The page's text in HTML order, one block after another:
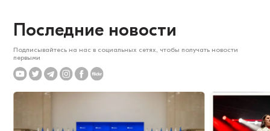
Последние новости
Подписывайтесь на нас в социальных сетях, чтобы получать новости
первыми